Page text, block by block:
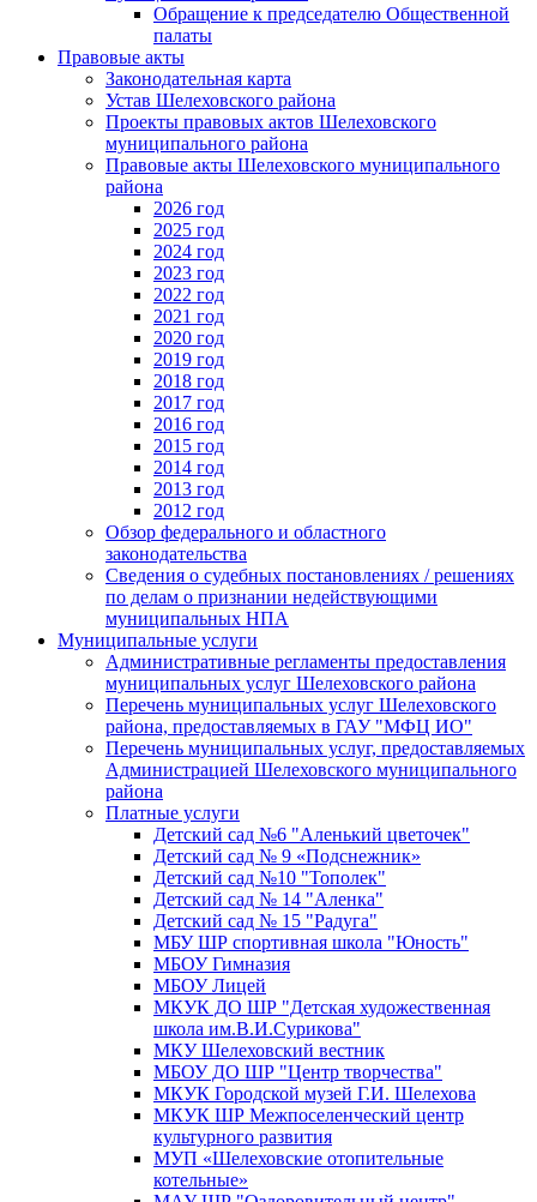
Обращение к председателю Общественной
палаты
Правовые акты
Законодательная карта
Устав Шелеховского района
Проекты правовых актов Шелеховского
муниципального района
Правовые акты Шелеховского муниципального
района
2026 год
2025 год
2024 год
2023 год
2022 год
2021 год
2020 год
2019 год
2018 год
2017 год
2016 год
2015 год
2014 год
2013 год
2012 год
Обзор федерального и областного
законодательства
Сведения о судебных постановлениях / решениях
по делам о признании недействующими
муниципальных НПА
Муниципальные услуги
Административные регламенты предоставления
муниципальных услуг Шелеховского района
Перечень муниципальных услуг Шелеховского
района, предоставляемых в ГАУ "МФЦ ИО"
Перечень муниципальных услуг, предоставляемых
Администрацией Шелеховского муниципального
района
Платные услуги
Детский сад №6 "Аленький цветочек"
Детский сад № 9 «Подснежник»
Детский сад №10 "Тополек"
Детский сад № 14 "Аленка"
Детский сад № 15 "Радуга"
МБУ ШР спортивная школа "Юность"
МБОУ Гимназия
МБОУ Лицей
МКУК ДО ШР "Детская художественная
школа им.В.И.Сурикова"
МКУ Шелеховский вестник
МБОУ ДО ШР "Центр творчества"
МКУК Городской музей Г.И. Шелехова
МКУК ШР Межпоселенческий центр
культурного развития
МУП «Шелеховские отопительные
котельные»